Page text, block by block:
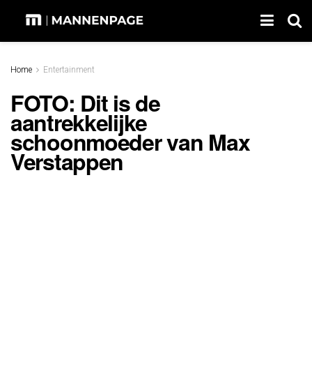
Home Entertainment
FOTO: Dit is de
aantrekkelijke
schoonmoeder van Max
Verstappen